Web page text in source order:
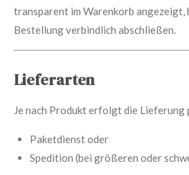
transparent im Warenkorb angezeigt,
Bestellung verbindlich abschließen.
Lieferarten
Je nach Produkt erfolgt die Lieferung
Paketdienst oder
Spedition (bei größeren oder